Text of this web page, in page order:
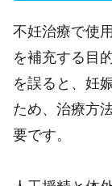
不妊治療で使
を補充する目
を誤ると、妊
ため、治療方
要です。